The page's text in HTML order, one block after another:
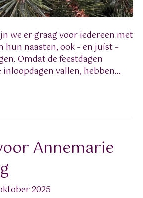
we er graag voor iedereen met
hun naasten, ook – en juíst –
Omdat de feestdagen
inloopdagen vallen, hebben…
Annemarie
2025